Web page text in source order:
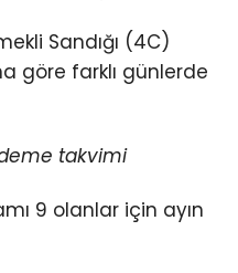
Sandığı (4C)
göre farklı günlerde
takvimi
9 olanlar için ayın